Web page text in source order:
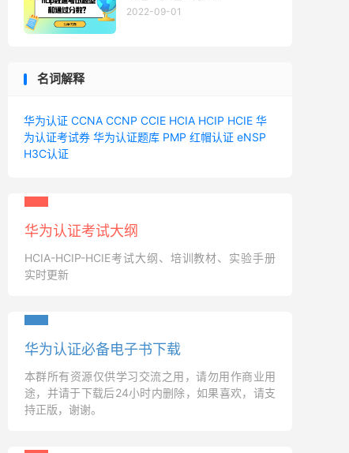
2022-09-01
名词解释
华为认证 CCNA CCNP CCIE HCIA HCIP HCIE 华
为认证考试券 华为认证题库 PMP 红帽认证 eNSP
H3C认证
华为认证考试大纲
HCIA-HCIP-HCIE考试大纲、培训教材、实验手册
实时更新
华为认证必备电子书下载
本群所有资源仅供学习交流之用，请勿用作商业用
途，并请于下载后24小时内删除，如果喜欢，请支
持正版，谢谢。